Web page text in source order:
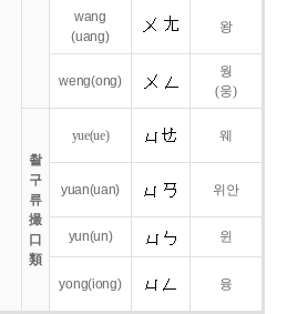
wang
(uang)
왕
weng(ong)
웡
(웅)
촬
구
류
撮
口
類
yue(ue) 웨
yuan(uan) 위안
yun(un) 윈
yong(iong) 융